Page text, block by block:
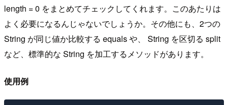
length = 0 をまとめてチェックしてくれます。このあたりは
よく必要になるんじゃないでしょうか。その他にも、2つの
String が同じ値か比較する equals や、 String を区切る split
など、標準的な String を加工するメソッドがあります。
使用例